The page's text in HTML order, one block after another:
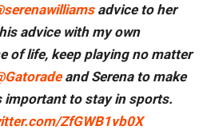
advice to her
advice with my own
of life, keep playing no matter
and Serena to make
important to stay in sports.
ZfGWB1vb0X